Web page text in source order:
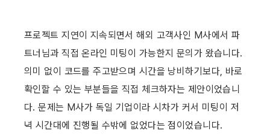
프로젝트 지연이 지속되면서 해외 고객사인 M사에서 파
트너님과 직접 온라인 미팅이 가능한지 문의가 왔습니다.
의미 없이 코드를 주고받으며 시간을 낭비하기보다, 바로
확인할 수 있는 부분들을 직접 체크하자는 제안이었습니
다. 문제는 M사가 독일 기업이라 시차가 커서 미팅이 저
녁 시간대에 진행될 수밖에 없었다는 점이었습니다.